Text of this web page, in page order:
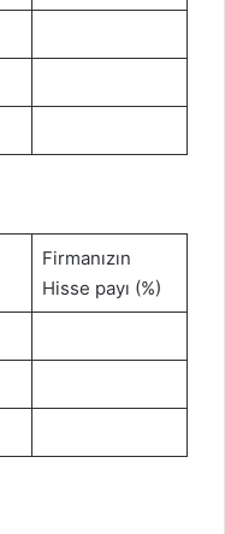
Firmanızın
Hisse payı (%)